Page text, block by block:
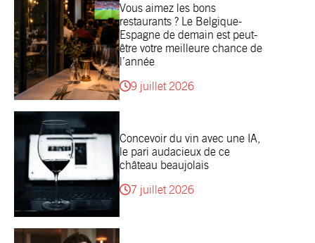
Vous aimez les bons
restaurants ? Le Belgique-
Espagne de demain est peut-
être votre meilleure chance de
l’année
9 juillet 2026
Concevoir du vin avec une IA,
le pari audacieux de ce
château beaujolais
7 juillet 2026